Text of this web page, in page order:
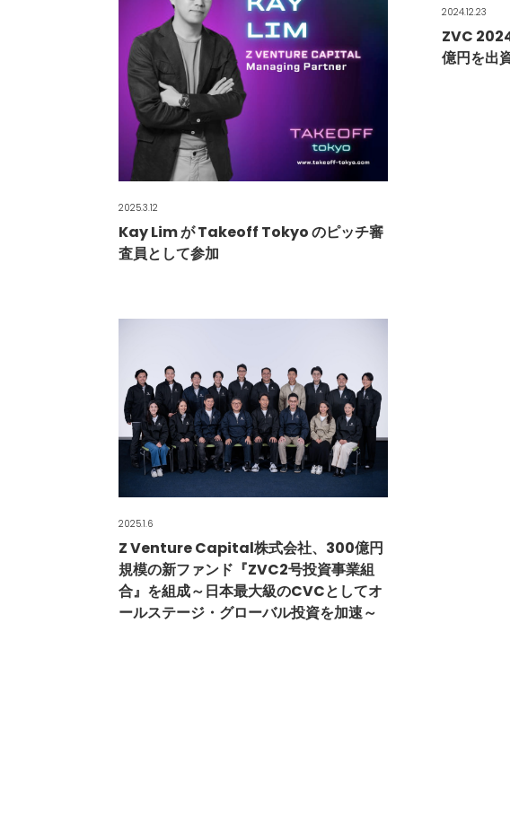
2025.3.12
Kay Lim が Takeoff Tokyo のピッチ審
査員として参加
2024.12.23
ZVC
億円を出
2025.1.6
Z Venture Capital株式会社、300億円
規模の新ファンド『ZVC2号投資事業組
合』を組成～日本最大級のCVCとしてオ
ールステージ・グローバル投資を加速～